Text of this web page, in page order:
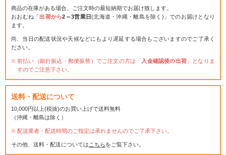
商品の在庫がある場合、ご注文時の最短納期でお届け致します。
おおむね「出荷から2～3営業日(北海道・沖縄・離島を除く)」でのお届けとなり
ます。
尚、当日の配送状況や天候などにもより遅延する場合もございますのでご了承く
ださい。
前払い（銀行振込・郵便振替）でご注文の方は「 入金確認後の出荷 」となりま
すのでご注意下さい。
送料・配送について
10,000円以上(税抜)のお買い上げで送料無料
（沖縄・離島は除く）
配送業者・配送時間のご指定は承れませんのでご了承下さい。
その他、送料・配送については こちらをご覧下さい。